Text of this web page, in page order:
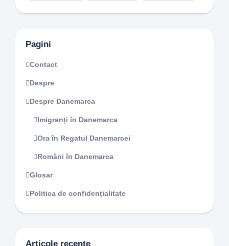
Pagini
Contact
Despre
Despre Danemarca
Imigranți în Danemarca
Ora în Regatul Danemarcei
Români în Danemarca
Glosar
Politica de confidențialitate
Articole recente